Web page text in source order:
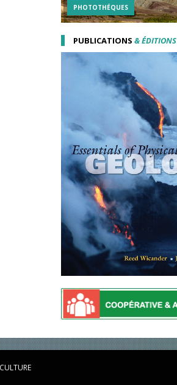
PHOTOTHÉQUES
PUBLICATIONS& ÉDITIONS